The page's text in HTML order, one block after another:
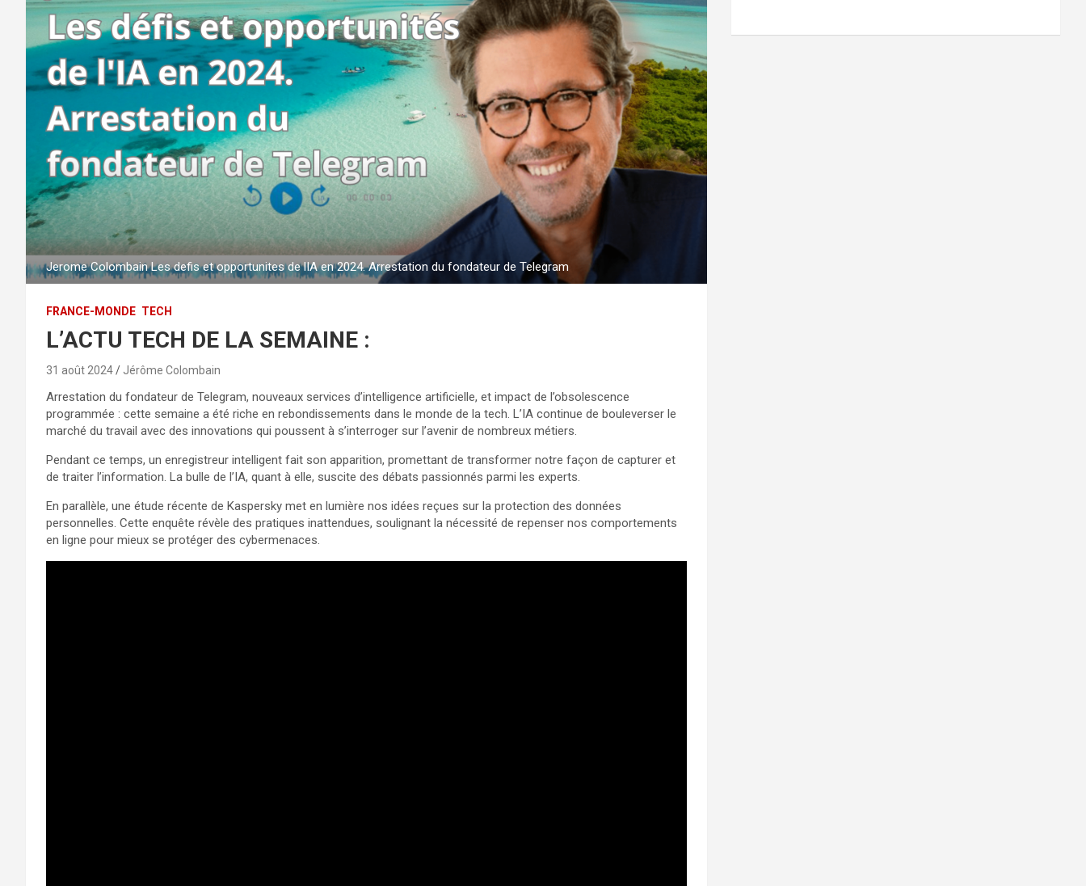
Jerome Colombain Les defis et opportunites de lIA en 2024. Arrestation du fondateur de Telegram
FRANCE-MONDE TECH
L’ACTU TECH DE LA SEMAINE :
31 août 2024 Jérôme Colombain
Arrestation du fondateur de Telegram, nouveaux services d’intelligence artificielle, et impact de l’obsolescence
programmée : cette semaine a été riche en rebondissements dans le monde de la tech. L’IA continue de bouleverser le
marché du travail avec des innovations qui poussent à s’interroger sur l’avenir de nombreux métiers.
Pendant ce temps, un enregistreur intelligent fait son apparition, promettant de transformer notre façon de capturer et
de traiter l’information. La bulle de l’IA, quant à elle, suscite des débats passionnés parmi les experts.
En parallèle, une étude récente de Kaspersky met en lumière nos idées reçues sur la protection des données
personnelles. Cette enquête révèle des pratiques inattendues, soulignant la nécessité de repenser nos comportements
en ligne pour mieux se protéger des cybermenaces.